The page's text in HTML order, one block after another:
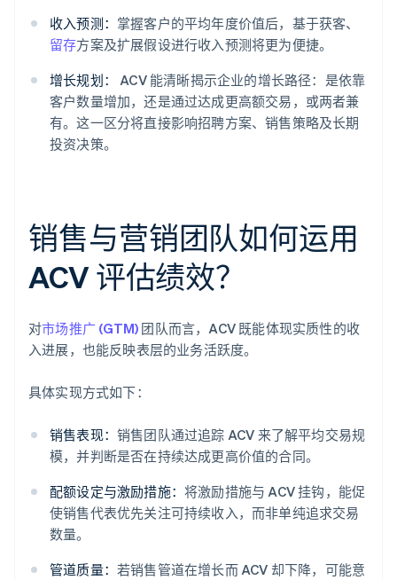
收入预测： 掌握客户的平均年度价值后，基于获客、
留存方案及扩展假设进行收入预测将更为便捷。
增长规划：
ACV 能清晰揭示企业的增长路径：是依靠
客户数量增加，还是通过达成更高额交易，或两者兼
有。这一区分将直接影响招聘方案、销售策略及长期
投资决策。
销售与营销团队如何运用
ACV 评估绩效？
对市场推广 (GTM) 团队而言，ACV 既能体现实质性的收
入进展，也能反映表层的业务活跃度。
具体实现方式如下：
销售表现： 销售团队通过追踪 ACV 来了解平均交易规
模，并判断是否在持续达成更高价值的合同。
配额设定与激励措施： 将激励措施与 ACV 挂钩，能促
使销售代表优先关注可持续收入，而非单纯追求交易
数量。
管道质量： 若销售管道在增长而 ACV 却下降，可能意